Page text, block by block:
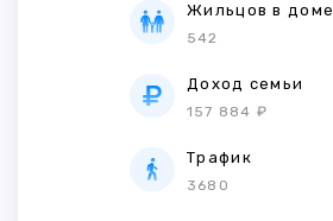
Жильцов в доме
542
Доход семьи
157 884 ₽
Трафик
3680